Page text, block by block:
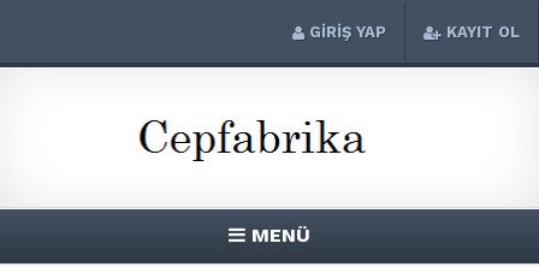
GİRİŞ YAP KAYIT OL
MENÜ